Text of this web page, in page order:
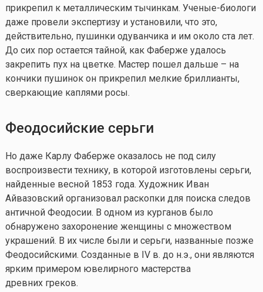
прикрепил к металлическим тычинкам. Ученые-биологи
даже провели экспертизу и установили, что это,
действительно, пушинки одуванчика и им около ста лет.
До сих пор остается тайной, как Фаберже удалось
закрепить пух на цветке. Мастер пошел дальше – на
кончики пушинок он прикрепил мелкие бриллианты,
сверкающие каплями росы.
Феодосийские серьги
Но даже Карлу Фаберже оказалось не под силу
воспроизвести технику, в которой изготовлены серьги,
найденные весной 1853 года. Художник Иван
Айвазовский организовал раскопки для поиска следов
античной Феодосии. В одном из курганов было
обнаружено захоронение женщины с множеством
украшений. В их числе были и серьги, названные позже
Феодосийскими. Созданные в IV в. до н.э., они являются
ярким примером ювелирного мастерства
древних греков.